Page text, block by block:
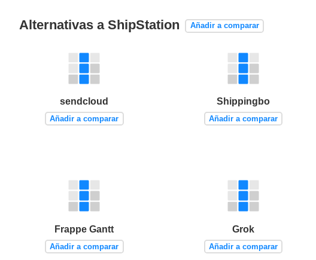
Alternativas a ShipStation Añadir a comparar
sendcloud
Añadir a comparar
Shippingbo
Añadir a comparar
Frappe Gantt
Añadir a comparar
Grok
Añadir a comparar